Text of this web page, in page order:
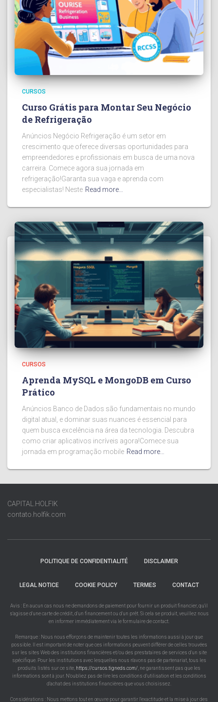
CURSOS
Curso Grátis para Montar Seu Negócio
de Refrigeração
Anúncios Negócio Refrigeração é um setor em
crescimento que oferece diversas oportunidades para
empreendedores e profissionais em busca de uma nova
carreira. Comece agora sua jornada em
refrigeração!Garanta sua vaga e aprenda com
especialistas! Neste Read more…
CURSOS
Aprenda MySQL e MongoDB em Curso
Prático
Anúncios Banco de Dados são fundamentais no mundo
digital atual, e dominar suas nuances é essencial para
quem busca excelência na área da tecnologia. Descubra
como criar aplicativos incríveis agora!Comece sua
jornada em programação mobile Read more…
CAPITAL.HOLFIK
contato.holfik.com
POLITIQUE DE CONFIDENTIALITÉ DISCLAIMER
LEGAL NOTICE COOKIE POLICY TERMES CONTACT
Avis : En aucun cas nous ne demandons de paiement pour fournir un produit financier, qu'il
s'agisse d'une carte de crédit, d'un financement ou d'un prêt. Si cela se produit, veuillez nous
en informer immédiatement via le formulaire de contact.
Remarque : Nous nous efforçons de maintenir toutes les informations aussi à jour que
possible. Il est important de noter que ces informations peuvent différer de celles trouvées
sur les sites Web des institutions financières et/ou des prestataires de services d'un site
spécifique. Pour les institutions avec lesquelles nous n'avons pas de partenariat, tous les
produits listés sur ce site, https://cursos.tigneds.com/ , ne garantissent pas que les
informations sont à jour. N'oubliez pas de lire les conditions d'utilisation et les conditions
d'achat des institutions financières que vous choisissez.
Considérations : Nous mettons tout en œuvre pour garantir l'exactitude et la mise à jour des